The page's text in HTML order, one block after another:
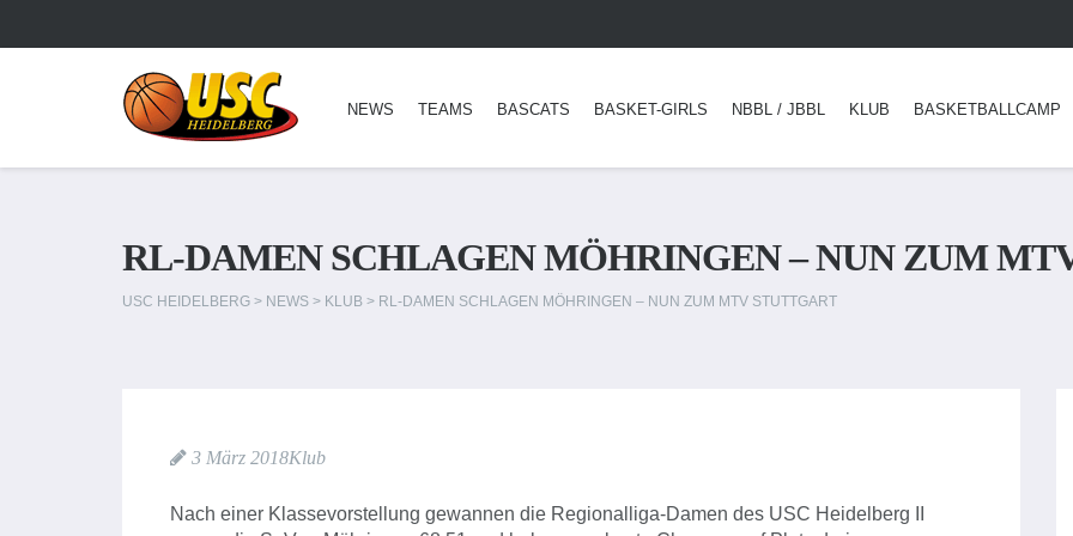
NEWS TEAMS BASCATS BASKET-GIRLS NBBL / JBBL KLUB BASKETBALLCAMP
RL-DAMEN SCHLAGEN MÖHRINGEN – NUN ZUM
USC HEIDELBERG > NEWS > KLUB > RL-DAMEN SCHLAGEN MÖHRINGEN – NUN ZUM MTV STUTTGART
3 März 2018Klub
Nach einer Klassevorstellung gewannen die Regionalliga-Damen des USC Heidelberg II